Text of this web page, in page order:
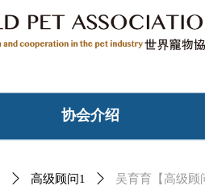
协会介绍
ꄲ 高级顾问1 ꄲ 吴育育【高级顾